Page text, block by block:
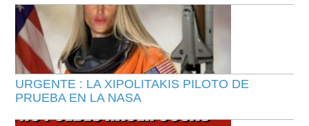
URGENTE : LA XIPOLITAKIS PILOTO DE
PRUEBA EN LA NASA